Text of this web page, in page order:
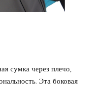
сумка через плечо,
Эта боковая